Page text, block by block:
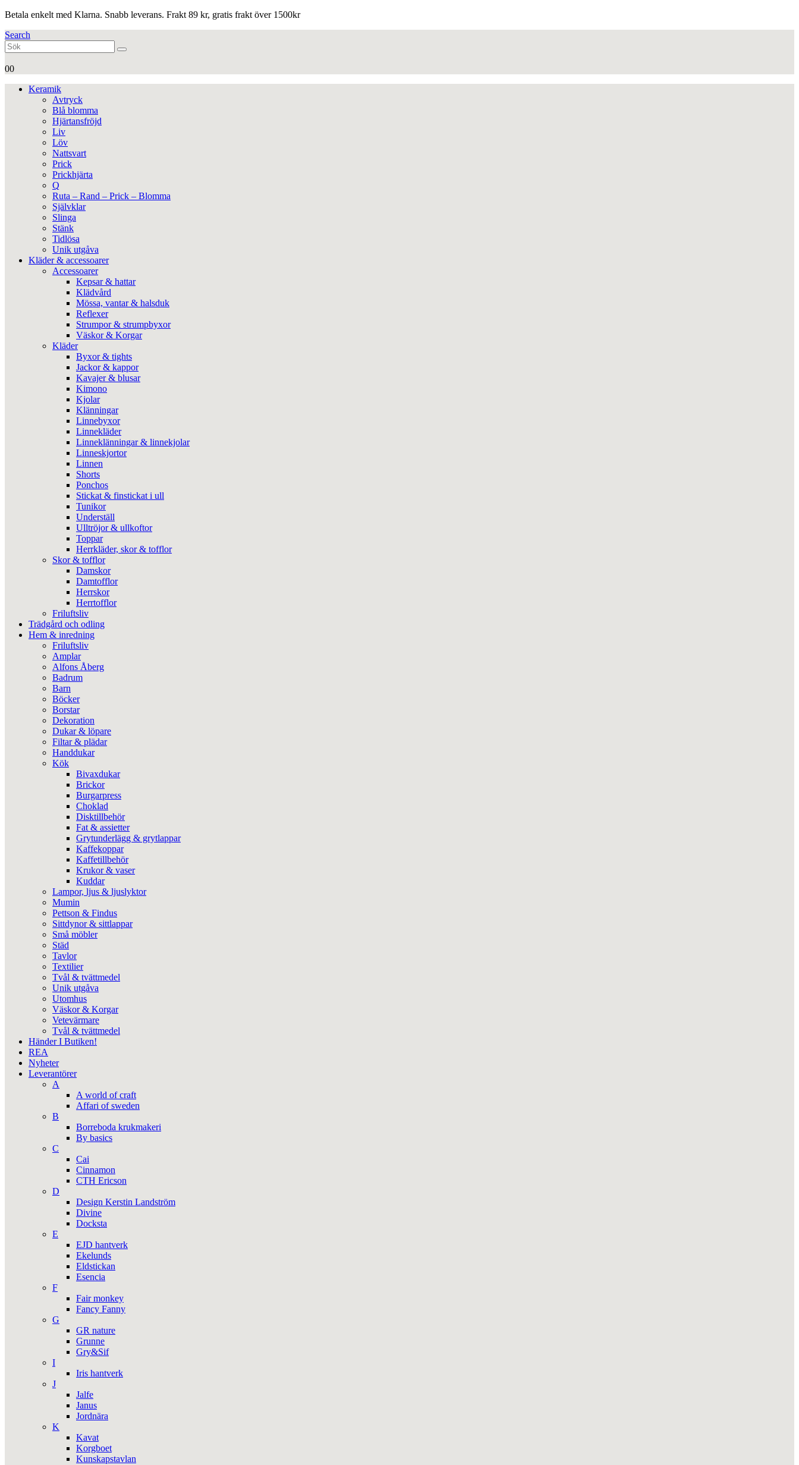
Betala enkelt med Klarna. Snabb leverans. Frakt 89 kr, gratis frakt över 1500kr
Search
00
Keramik
Avtryck
Blå blomma
Hjärtansfröjd
Liv
Löv
Nattsvart
Prick
Prickhjärta
Q
Ruta – Rand – Prick – Blomma
Självklar
Slinga
Stänk
Tidlösa
Unik utgåva
Kläder & accessoarer
Accessoarer
Kepsar & hattar
Klädvård
Mössa, vantar & halsduk
Reflexer
Strumpor & strumpbyxor
Väskor & Korgar
Kläder
Byxor & tights
Jackor & kappor
Kavajer & blusar
Kimono
Kjolar
Klänningar
Linnebyxor
Linnekläder
Linneklänningar & linnekjolar
Linneskjortor
Linnen
Shorts
Ponchos
Stickat & finstickat i ull
Tunikor
Underställ
Ulltröjor & ullkoftor
Toppar
Herrkläder, skor & tofflor
Skor & tofflor
Damskor
Damtofflor
Herrskor
Herrtofflor
Friluftsliv
Trädgård och odling
Hem & inredning
Friluftsliv
Amplar
Alfons Åberg
Badrum
Barn
Böcker
Borstar
Dekoration
Dukar & löpare
Filtar & plädar
Handdukar
Kök
Bivaxdukar
Brickor
Burgarpress
Choklad
Disktillbehör
Fat & assietter
Grytunderlägg & grytlappar
Kaffekoppar
Kaffetillbehör
Krukor & vaser
Kuddar
Lampor, ljus & ljuslyktor
Mumin
Pettson & Findus
Sittdynor & sittlappar
Små möbler
Städ
Tavlor
Textilier
Tvål & tvättmedel
Unik utgåva
Utomhus
Väskor & Korgar
Vetevärmare
Tvål & tvättmedel
Händer I Butiken!
REA
Nyheter
Leverantörer
A
A world of craft
Affari of sweden
B
Borreboda krukmakeri
By basics
C
Cai
Cinnamon
CTH Ericson
D
Design Kerstin Landström
Divine
Docksta
E
EJD hantverk
Ekelunds
Eldstickan
Esencia
F
Fair monkey
Fancy Fanny
G
GR nature
Grunne
Gry&Sif
I
Iris hantverk
J
Jalfe
Janus
Jordnära
K
Kavat
Korgboet
Kunskapstavlan